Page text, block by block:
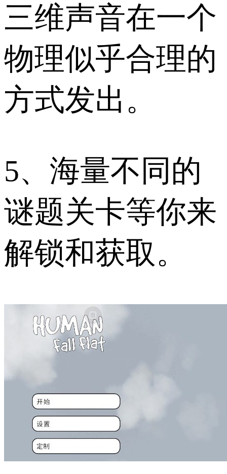
三维声音在一个
物理似乎合理的
方式发出。
5、海量不同的
谜题关卡等你来
解锁和获取。